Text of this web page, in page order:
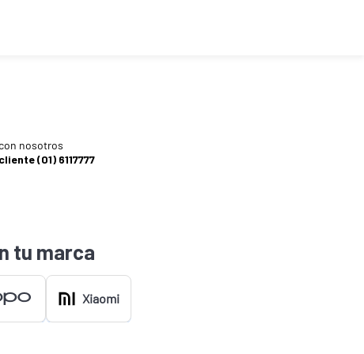
nosotros
(01) 6117777
tu marca
Xiaomi